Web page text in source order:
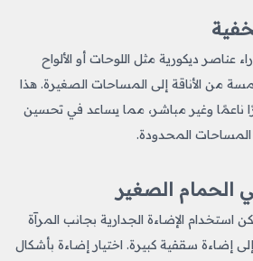
عناصر ديكورية مثل اللوحات أو الألواح
من الأناقة إلى المساحات الصغيرة. هذا
ناعمًا وغير مباشر، مما يساعد في تحسين
المساحات المحدودة.
الحمام الصغير
استخدام الإضاءة الجدارية بجانب المرآة
إضاءة سقفية كبيرة. اختيار إضاءة بأشكال